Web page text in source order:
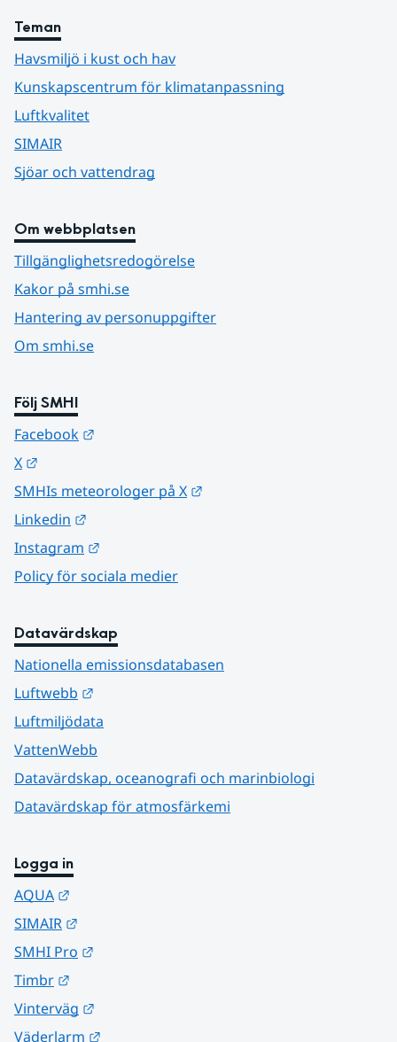
Teman
Havsmiljö i kust och hav
Kunskapscentrum för klimatanpassning
Luftkvalitet
SIMAIR
Sjöar och vattendrag
Om webbplatsen
Tillgänglighetsredogörelse
Kakor på smhi.se
Hantering av personuppgifter
Om smhi.se
Följ SMHI
Facebook
X
SMHIs meteorologer på X
Linkedin
Instagram
Policy för sociala medier
Datavärdskap
Nationella emissionsdatabasen
Luftwebb
Luftmiljödata
VattenWebb
Datavärdskap, oceanografi och marinbiologi
Datavärdskap för atmosfärkemi
Logga in
AQUA
SIMAIR
SMHI Pro
Timbr
Vinterväg
Väderlarm